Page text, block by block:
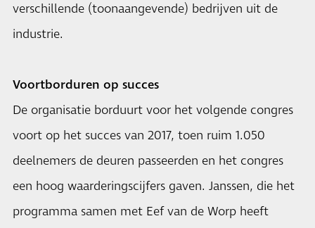
verschillende (toonaangevende) bedrijven uit de
industrie.
Voortborduren op succes
De organisatie borduurt voor het volgende congres
voort op het succes van 2017, toen ruim 1.050
deelnemers de deuren passeerden en het congres
een hoog waarderingscijfers gaven. Janssen, die het
programma samen met Eef van de Worp heeft